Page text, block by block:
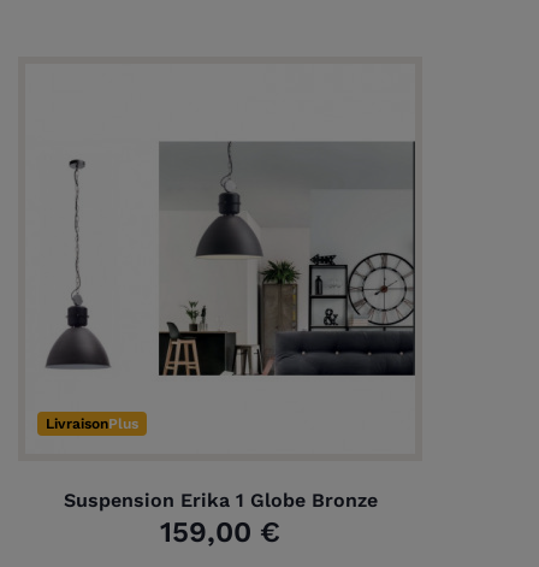
LivraisonPlus
Suspension Erika 1 Globe Bronze
159,00 €